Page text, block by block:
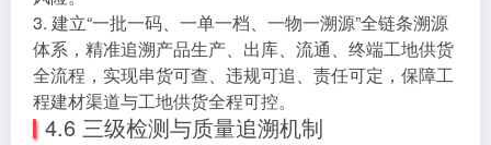
3. 建立“一批一码、一单一档、一物一溯源”全链条溯源
体系，精准追溯产品生产、出库、流通、终端工地供货
全流程，实现串货可查、违规可追、责任可定，保障工
程建材渠道与工地供货全程可控。
4.6 三级检测与质量追溯机制